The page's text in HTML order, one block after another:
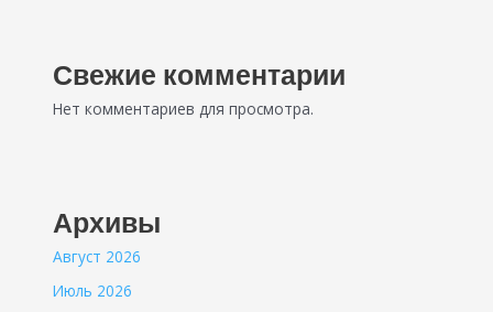
Свежие комментарии
Нет комментариев для просмотра.
Архивы
Август 2026
Июль 2026